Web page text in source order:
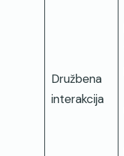
Družbena
interakcija